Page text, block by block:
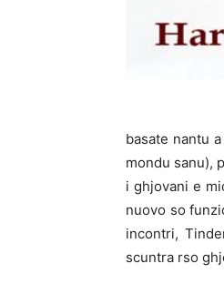
basate nantu
mondu sanu),
i ghjovani e
nuovo so
incontri,
scuntra rso